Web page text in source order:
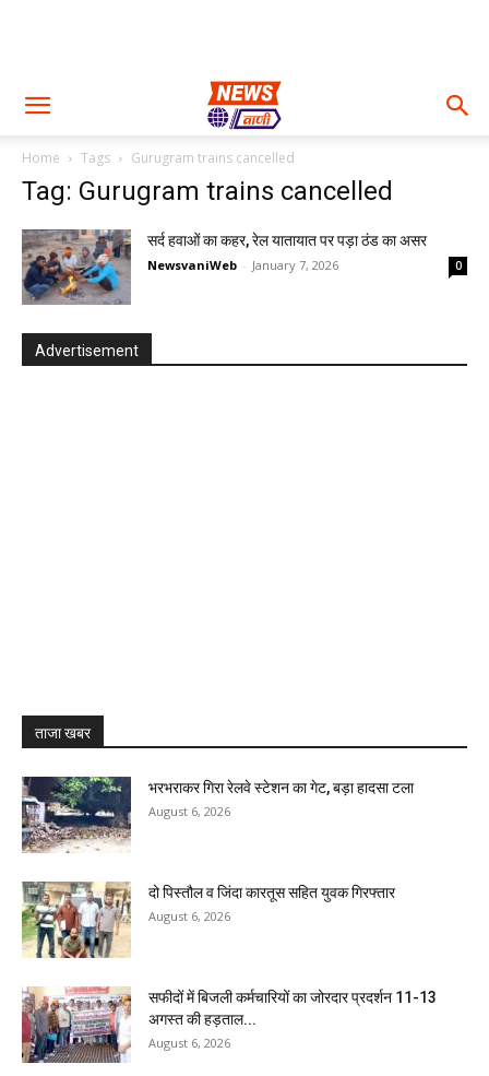
Home Tags Gurugram trains cancelled
Tag: Gurugram trains cancelled
सर्द हवाओं का कहर, रेल यातायात पर पड़ा ठंड का असर
NewsvaniWeb - January 7, 2026 0
Advertisement
ताजा खबर
भरभराकर गिरा रेलवे स्टेशन का गेट, बड़ा हादसा टला
August 6, 2026
दो पिस्तौल व जिंदा कारतूस सहित युवक गिरफ्तार
August 6, 2026
सफीदों में बिजली कर्मचारियों का जोरदार प्रदर्शन 11-13
अगस्त की हड़ताल...
August 6, 2026